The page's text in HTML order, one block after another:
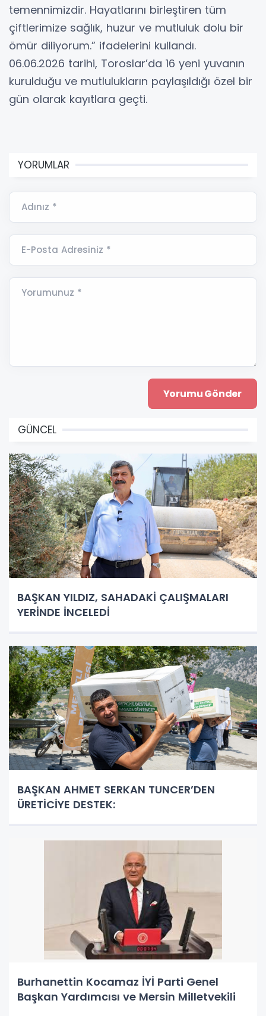
temennimizdir. Hayatlarını birleştiren tüm
çiftlerimize sağlık, huzur ve mutluluk dolu bir
ömür diliyorum.” ifadelerini kullandı.
06.06.2026 tarihi, Toroslar’da 16 yeni yuvanın
kurulduğu ve mutlulukların paylaşıldığı özel bir
gün olarak kayıtlara geçti.
YORUMLAR
Adınız *
E-Posta Adresiniz *
Yorumunuz *
GÜNCEL
BAŞKAN YILDIZ, SAHADAKİ ÇALIŞMALARI
YERİNDE İNCELEDİ
BAŞKAN AHMET SERKAN TUNCER’DEN
ÜRETİCİYE DESTEK:
Burhanettin Kocamaz İYİ Parti Genel
Başkan Yardımcısı ve Mersin Milletvekili